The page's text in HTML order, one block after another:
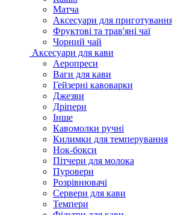
Матча
Аксесуари для
Фруктові та трав'яні чаї
Чорний чай
Аксесуари для кави
Аеропреси
Ваги для кави
Гейзерні кавоварки
Джезви
Дріпери
Інше
Кавомолки ручні
Килимки для темперування
Нок-бокси
Пітчери для молока
Пуровери
Розрівнювачі
Сервери для кави
Темпери